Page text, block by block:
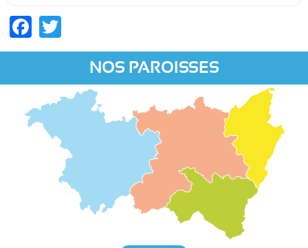
Facebook
NOS PAROISSES